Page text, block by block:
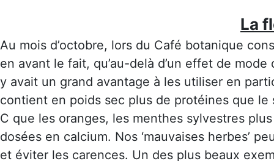
La
Au mois d’octobre, lors du Café botanique
en avant le fait, qu’au-delà d’un effet de
y avait un grand avantage à les utiliser en
contient en poids sec plus de protéines que
C que les oranges, les menthes sylvestres
dosées en calcium. Nos ‘mauvaises herbes’
et éviter les carences. Un des plus beaux